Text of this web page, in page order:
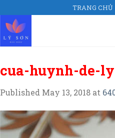
TRANG CHỦ
cua-huynh-de-
Published May 13, 2018 at